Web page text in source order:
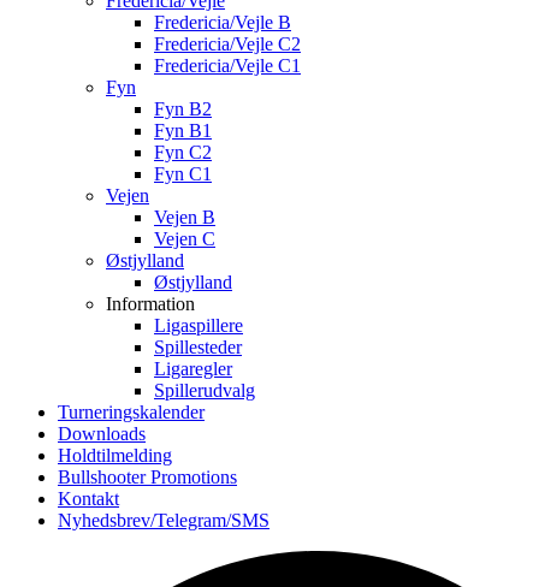
Fredericia/Vejle B
Fredericia/Vejle C2
Fredericia/Vejle C1
Fyn
Fyn B2
Fyn B1
Fyn C2
Fyn C1
Vejen
Vejen B
Vejen C
Østjylland
Østjylland
Information
Ligaspillere
Spillesteder
Ligaregler
Spillerudvalg
Turneringskalender
Downloads
Holdtilmelding
Bullshooter Promotions
Kontakt
Nyhedsbrev/Telegram/SMS